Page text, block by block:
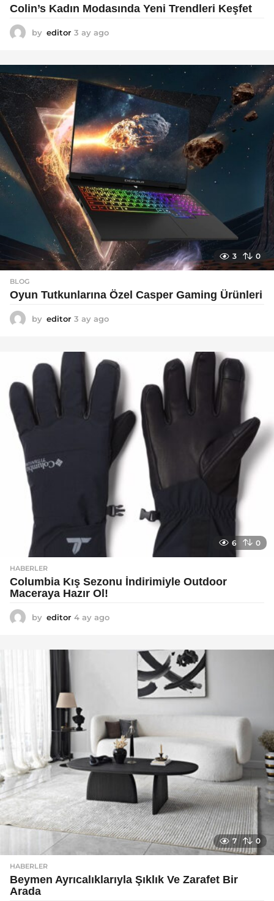
Colin’s Kadın Modasında Yeni Trendleri Keşfet
by editor 3 ay ago
a
o
3 0
BLOG
Oyun Tutkunlarına Özel Casper Gaming Ürünleri
by editor 3 ay ago
g
6 0
HABERLER
Columbia Kış Sezonu İndirimiyle Outdoor
Maceraya Hazır Ol!
by editor 4 ay ago
a
7 0
HABERLER
Beymen Ayrıcalıklarıyla Şıklık Ve Zarafet Bir
Arada